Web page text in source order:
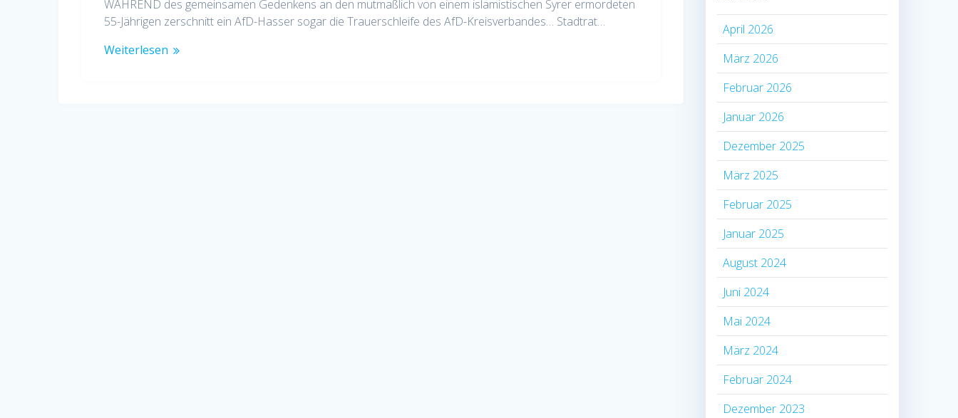
WÄHREND des gemeinsamen Gedenkens an den mutmaßlich von einem islamistischen Syrer ermordeten
55-Jährigen zerschnitt ein AfD-Hasser sogar die Trauerschleife des AfD-Kreisverbandes… Stadtrat…
Weiterlesen
April 2026
März 2026
Februar 2026
Januar 2026
Dezember 2025
März 2025
Februar 2025
Januar 2025
August 2024
Juni 2024
Mai 2024
März 2024
Februar 2024
Dezember 2023